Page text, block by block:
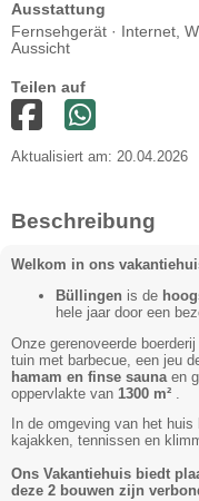
Ausstattung
Fernsehgerät · Internet,
Aussicht
Teilen auf
Aktualisiert am: 20.04.2026
Beschreibung
Welkom in ons
Büllingen is de
hele jaar door een
Onze gerenoveerde
tuin met barbecue, een jeu
hamam en finse sauna en
oppervlakte van 1300 m²
In de omgeving van het
kajakken, tennissen en
Ons Vakantiehuis biedt
deze 2 bouwen zijn